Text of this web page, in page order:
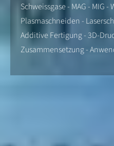
Schweissgase - MAG - MIG
Plasmaschneiden -
Additive Fertigung - 3D-
Zusammensetzung -